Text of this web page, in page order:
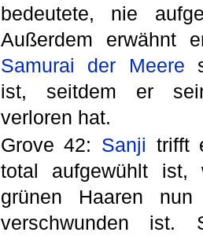
bedeutete, nie
Außerdem erwähnt
Samurai der Meere
ist, seitdem er
verloren hat.
Grove 42: Sanji trifft
total aufgewühlt
grünen Haaren
verschwunden ist.